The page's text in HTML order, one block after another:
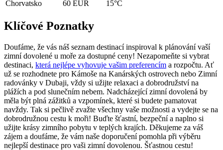
Chorvatsko
60 EUR 15°C
Klíčové Poznatky
Doufáme, ‌že vás náš seznam destinací inspiroval k plánování⁣ vaší
zimní dovolené ⁢u ‍moře za dostupné ceny! Nezapomeňte si vybrat⁣
destinaci, která nejlépe vyhovuje vašim preferencím a rozpočtu. Ať⁣
už se rozhodnete pro Kámoše na Kanárských ostrovech nebo Zimní
radovánky v ⁣Dubaji, vždy si užijte⁣ relaxaci⁤ a dobrodružství na
plážích a pod slunečním⁢ nebem. Nadcházející zimní dovolená by
měla ​být plná⁣ zážitků a ⁣vzpomínek, které si budete⁢ pamatovat
⁢navždy. Tak ⁢si pečlivě zvažte všechny ⁢vaše ​možnosti a vydejte⁢ se na
dobrodružnou ⁣cestu k moři! Buďte šťastní, bezpeční a naplno si‌
užijte krásy zimního ​pobytu v ⁣teplých krajích.‌ Děkujeme za ‍váš
zájem a doufáme,⁣ že vám naše‌ doporučení pomohla při výběru
nejlepší destinace pro vaši zimní dovolenou. Šťastnou cestu!